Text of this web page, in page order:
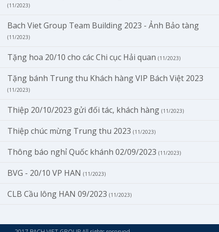
(11/2023)
Bach Viet Group Team Building 2023 - Ảnh Bảo tàng
(11/2023)
Tặng hoa 20/10 cho các Chi cục Hải quan (11/2023)
Tặng bánh Trung thu Khách hàng VIP Bách Việt 2023
(11/2023)
Thiệp 20/10/2023 gửi đối tác, khách hàng (11/2023)
Thiệp chúc mừng Trung thu 2023 (11/2023)
Thông báo nghỉ Quốc khánh 02/09/2023 (11/2023)
BVG - 20/10 VP HAN (11/2023)
CLB Cầu lông HAN 09/2023 (11/2023)